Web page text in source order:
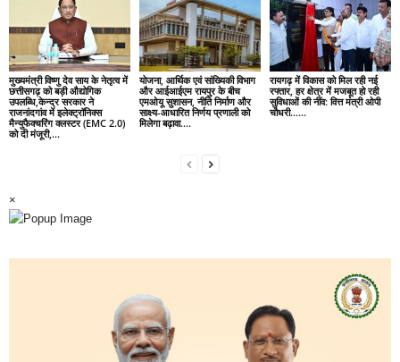
मुख्यमंत्री विष्णु देव साय के नेतृत्व में
छत्तीसगढ़ को बड़ी औद्योगिक
उपलब्धि,केन्द्र सरकार ने
राजनांदगांव में इलेक्ट्रॉनिक्स
मैन्युफैक्चरिंग क्लस्टर (EMC 2.0)
को दी मंजूरी,...
योजना, आर्थिक एवं सांख्यिकी विभाग
और आईआईएम रायपुर के बीच
एमओयू सुशासन, नीति निर्माण और
साक्ष्य-आधारित निर्णय प्रणाली को
मिलेगा बढ़ावा….
रायगढ़ में विकास को मिल रही नई
रफ्तार, हर क्षेत्र में मजबूत हो रही
सुविधाओं की नींव: वित्त मंत्री ओपी
चौधरी……
×